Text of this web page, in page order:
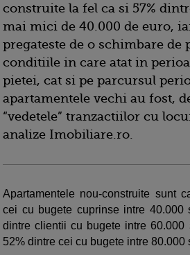
construite la fel ca si 57%
mai mici de 40.000 de euro,
pregateste de o schimbare de
conditiile in care atat in
pietei, cat si pe parcursul
apartamentele vechi au fost,
“vedetele” tranzactiilor cu
analize Imobiliare.ro.
Apartamentele nou-construite sunt
cei cu bugete cuprinse intre 40.000
dintre clientii cu bugete intre
52% dintre cei cu bugete intre 80.000